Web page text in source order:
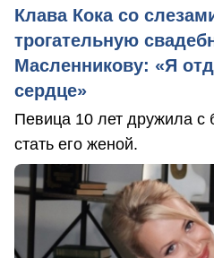
Клава Кока со
трогательную
Масленникову: «Я
сердце»
Певица 10 лет дружила с
стать его женой.